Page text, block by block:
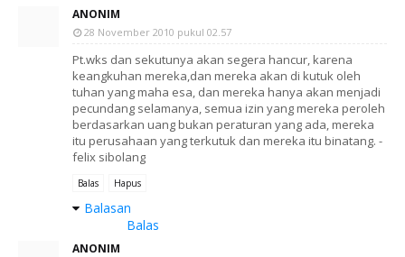
ANONIM
28 November 2010 pukul 02.57
Pt.wks dan sekutunya akan segera hancur, karena
keangkuhan mereka,dan mereka akan di kutuk oleh
tuhan yang maha esa, dan mereka hanya akan menjadi
pecundang selamanya, semua izin yang mereka peroleh
berdasarkan uang bukan peraturan yang ada, mereka
itu perusahaan yang terkutuk dan mereka itu binatang. -
felix sibolang
Balas Hapus
Balasan
Balas
ANONIM